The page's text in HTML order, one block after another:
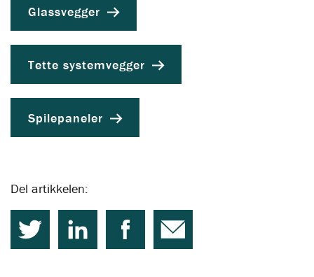
Glassvegger
Tette systemvegger
Spilepaneler
Del artikkelen: